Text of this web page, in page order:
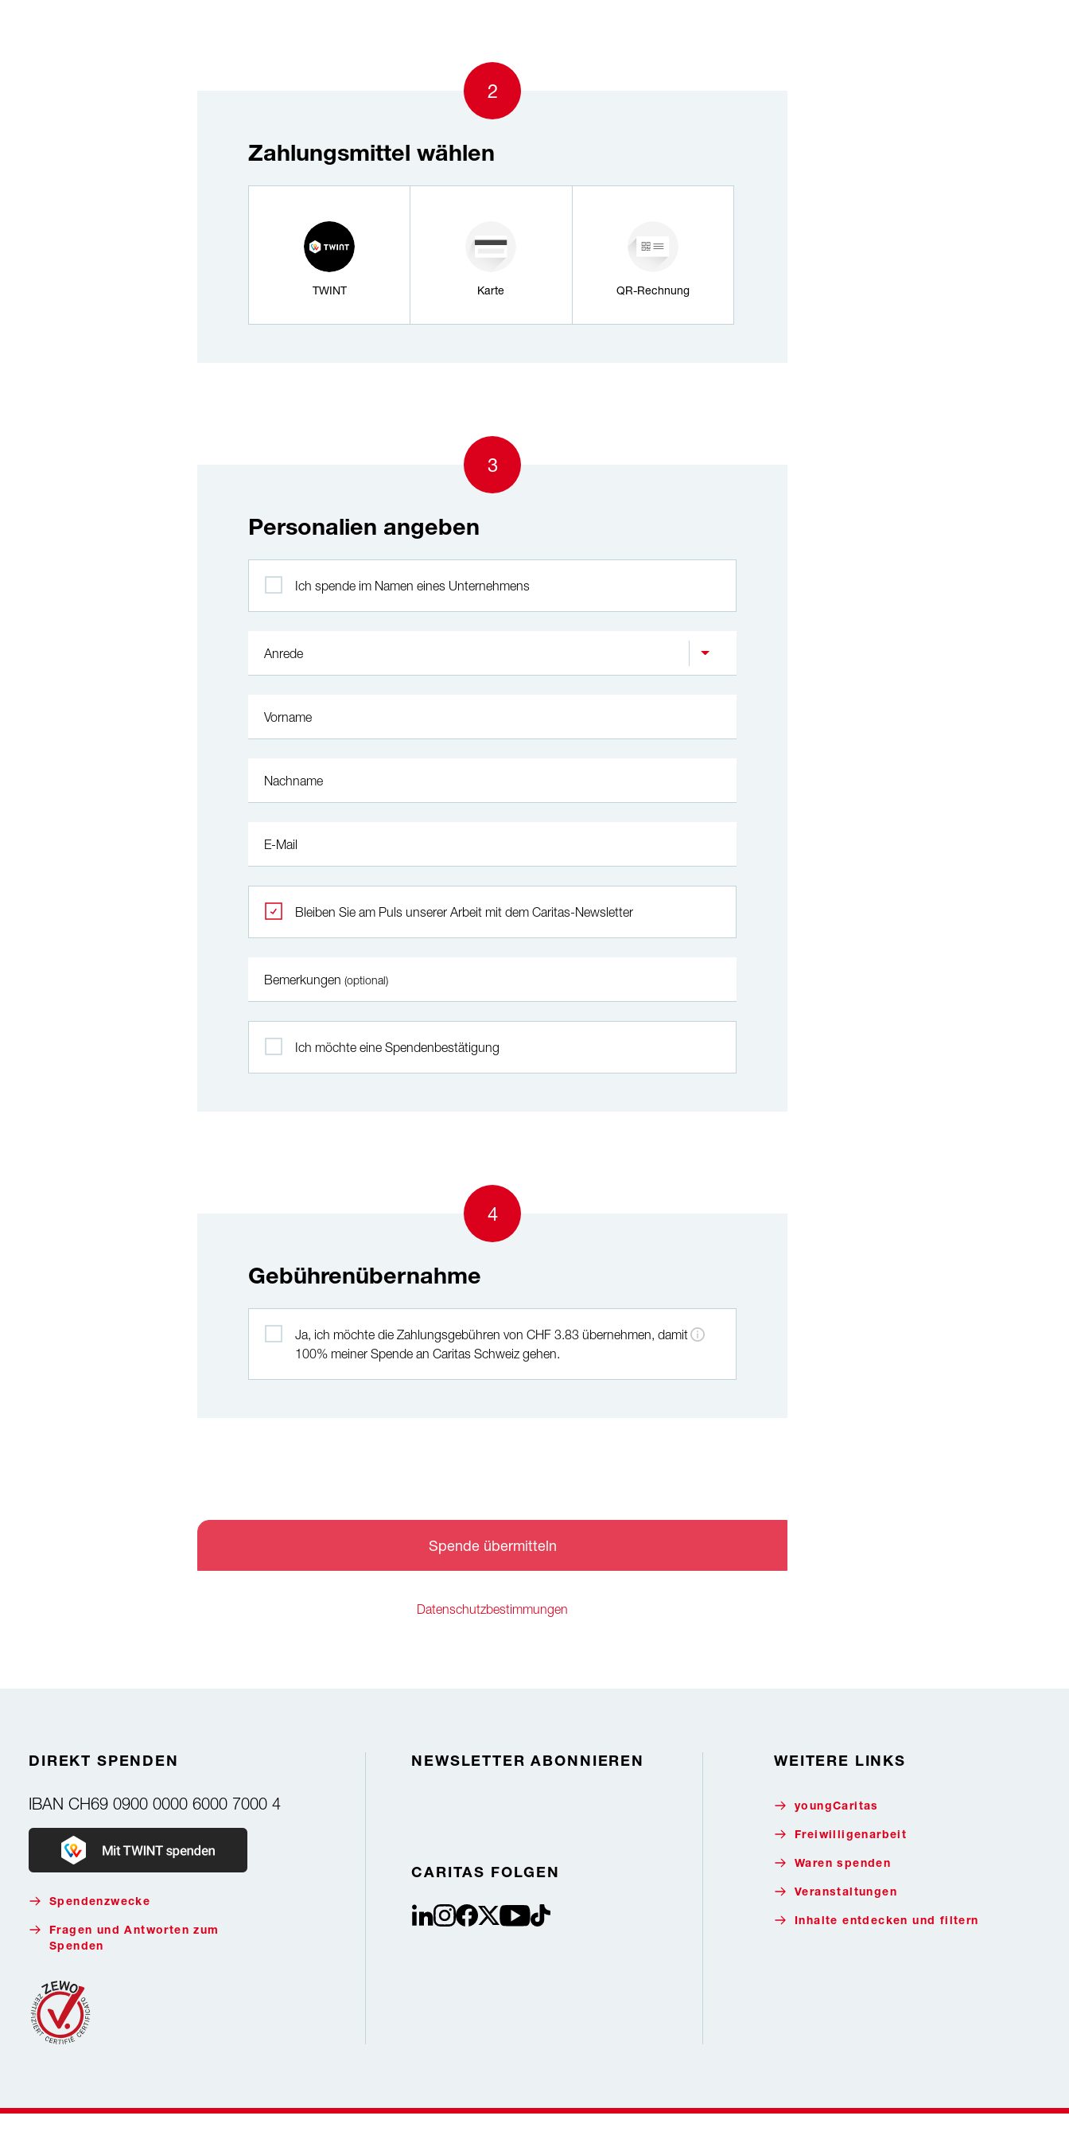
2
Zahlungsmittel wählen
TWINT Karte QR-Rechnung
3
Personalien angeben
Ich spende im Namen eines Unternehmens
Anrede
Vorname
Nachname
E-Mail
Bleiben Sie am Puls unserer Arbeit mit dem Caritas-Newsletter
Bemerkungen (optional)
Ich möchte eine Spendenbestätigung
4
Gebührenübernahme
Ja, ich möchte die Zahlungsgebühren von CHF 3.83 übernehmen, damit
100% meiner Spende an Caritas Schweiz gehen.
Spende übermitteln
Datenschutzbestimmungen
DIREKT SPENDEN
IBAN CH69 0900 0000 6000 7000 4
Donate with Twint
Spendenzwecke
Fragen und Antworten zum
Spenden
NEWSLETTER ABONNIEREN
CARITAS FOLGEN
linkedininstagram
facebookTwitter / X
youtube
tiktok
WEITERE LINKS
youngCaritas
Freiwilligenarbeit
Waren spenden
Veranstaltungen
Inhalte entdecken und filtern